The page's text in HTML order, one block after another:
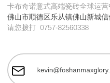
卡布奇诺意式高端瓷砖全球运营
佛山市顺德区乐从镇佛山新城
请您拨打 0757-82560338